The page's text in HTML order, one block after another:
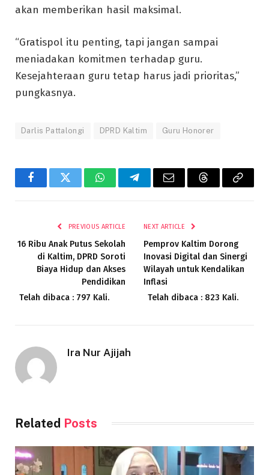
akan memberikan hasil maksimal.
“Gratispol itu penting, tapi jangan sampai
meniadakan komitmen terhadap guru.
Kesejahteraan guru tetap harus jadi prioritas,”
pungkasnya.
Darlis Pattalongi DPRD Kaltim Guru Honorer
FacebookTwitter WhatsAppTelegramEmail ThreadsCopy
PREVIOUS ARTICLE
16 Ribu Anak Putus Sekolah
di Kaltim, DPRD Soroti
Biaya Hidup dan Akses
Pendidikan
Telah dibaca : 797 Kali.
NEXT ARTICLE
Pemprov Kaltim Dorong
Inovasi Digital dan Sinergi
Wilayah untuk Kendalikan
Inflasi
Telah dibaca : 823 Kali.
Ira Nur Ajijah
Related Posts